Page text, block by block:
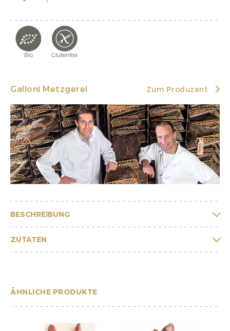
Bio Glutenfrei
Galloni Metzgerei Zum Produzent
BESCHREIBUNG
ZUTATEN
ÄHNLICHE PRODUKTE